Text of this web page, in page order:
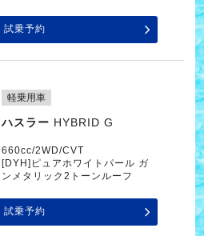
試乗予約
軽乗用車
ハスラー HYBRID G
660cc/2WD/CVT
[DYH]ピュアホワイトパール ガ
ンメタリック2トーンルーフ
試乗予約